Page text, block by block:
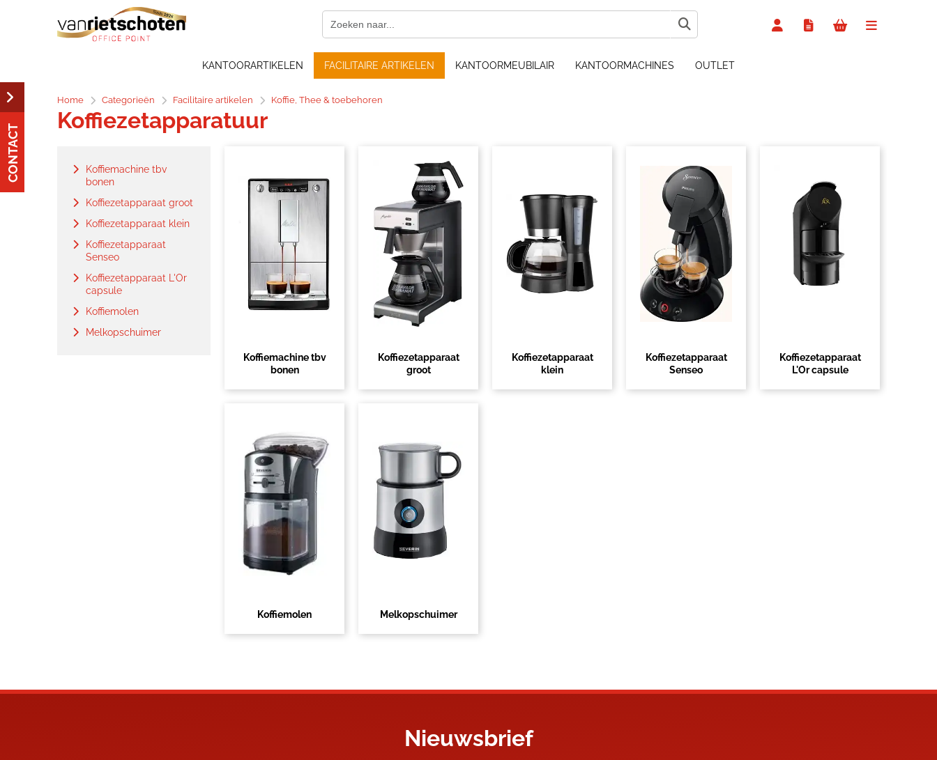
KANTOORARTIKELEN FACILITAIRE ARTIKELEN KANTOORMEUBILAIR KANTOORMACHINES OUTLET
Home Categorieën Facilitaire artikelen Koffie, Thee & toebehoren
Koffiezetapparatuur
Koffiemachine tbv
bonen
Koffiezetapparaat groot
Koffiezetapparaat klein
Koffiezetapparaat
Senseo
Koffiezetapparaat L'Or
capsule
Koffiemolen
Melkopschuimer
Koffiemachine tbv
bonen
Koffiezetapparaat
groot
Koffiezetapparaat
klein
Koffiezetapparaat
Senseo
Koffiezetapparaat
L'Or capsule
Koffiemolen Melkopschuimer
Nieuwsbrief
CONTACT